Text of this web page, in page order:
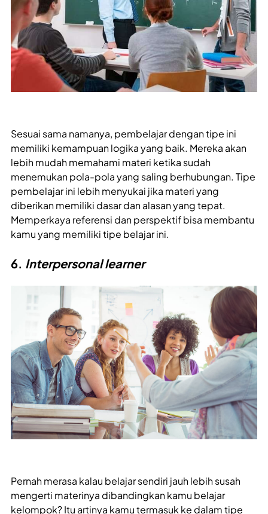
Sesuai sama namanya, pembelajar dengan tipe ini
memiliki kemampuan logika yang baik. Mereka akan
lebih mudah memahami materi ketika sudah
menemukan pola-pola yang saling berhubungan. Tipe
pembelajar ini lebih menyukai jika materi yang
diberikan memiliki dasar dan alasan yang tepat.
Memperkaya referensi dan perspektif bisa membantu
kamu yang memiliki tipe belajar ini.
6. Interpersonal learner
Pernah merasa kalau belajar sendiri jauh lebih susah
mengerti materinya dibandingkan kamu belajar
kelompok? Itu artinya kamu termasuk ke dalam tipe